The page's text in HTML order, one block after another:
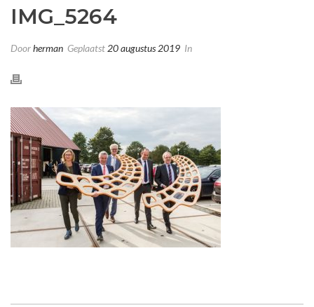
IMG_5264
Doorherman Geplaatst 20 augustus 2019 In